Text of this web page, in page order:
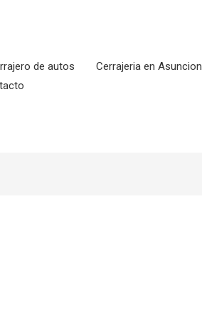
de autos Cerrajeria en Asuncion